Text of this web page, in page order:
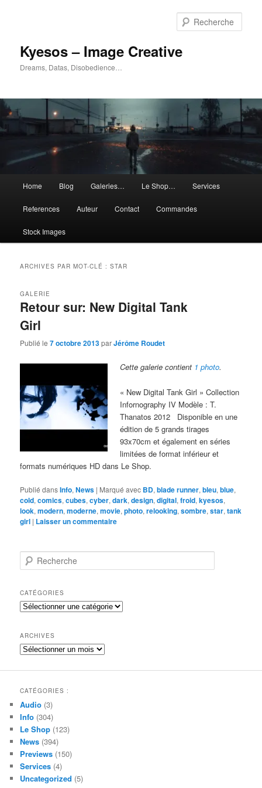
Kyesos – Image Creative
Dreams, Datas, Disobedience…
principal
Home Blog Galeries… Le Shop… Services
References Auteur Contact Commandes
Stock Images
ARCHIVES PAR MOT-CLÉ :STAR
Retour sur: New Digital Tank
Girl
GALERIE
Publié le7 octobre 2013parJérôme Roudet
Cette galerie contient 1 photo.
« New Digital Tank Girl » Collection
Infornography IV Modèle : T.
Thanatos 2012 Disponible en une
édition de 5 grands tirages
93x70cm et également en séries
limitées de format inférieur et
formats numériques HD dans Le Shop.
Publié dansInfo,News | Marqué avec BD,blade runner,bleu,blue,
cold,comics,cubes,cyber,dark,design,digital,froid,kyesos,
look,modern,moderne,movie,photo,relooking,sombre,star,tank
girl | Laisser un commentaire
e
h
e
r
h
e
CATÉGORIES
Catégories
ARCHIVES
Archives
CATÉGORIES :
Audio (3)
Info (304)
Le Shop (123)
News (394)
Previews (150)
Services (4)
Uncategorized (5)